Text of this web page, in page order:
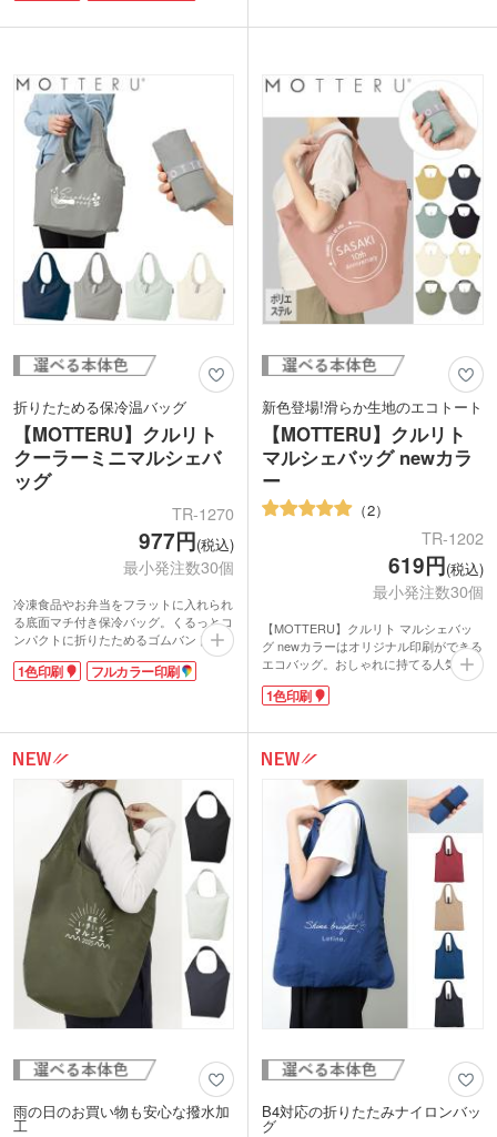
フェアトレードとは発展途上国の原料や
援する活動です。SDGs関連のキャンペ
ーン販促品やフェアトレード関連フード
の案件など素材の特性を生かした案件な
どにご提案いただけます。
表面には1色印刷またはフルカラー印刷
もトレンドを抑えたエコバッグは販促効
折りたためる保冷温バッグ
【MOTTERU】クルリト
クーラーミニマルシェバ
ッグ
TR-1270
977円(税込)
最小発注数30個
冷凍食品やお弁当をフラットに入れられ
る底面マチ付き保冷バッグ。くるっとコ
ンパクトに折りたためるゴムバンド付
き。内側のアルミ蒸着部分は取り外し可
能で、お手入れ簡単！肩掛けも手持ちも
ズ。名入れ印刷でオリジナルバッグを製
作できます。
1色印刷 フルカラー印刷
新色登場!滑らか生地のエコトート
【MOTTERU】クルリト
マルシェバッグ newカラ
ー
2
TR-1202
619円(税込)
最小発注数30個
【MOTTERU】クルリト マルシェバッ
グ newカラーはオリジナル印刷ができる
エコバッグ。おしゃれに持てる人気のマ
ルシェ型で、かさばる荷物がたっぷり入
る丸底タイプです。コンパクトに折りた
ときも安心。しっとりなめらかな触り心
地の生地は、シワが戻りやすいこだわり
の素材を使用しています。
小売店での販売実績もある商品。ロゴ印
刷のオリジナルバッグは特別感があるノ
ベルティに。販売用にもおススメです。
※動画の商品はクルリト フラットバッグ
1色印刷
雨の日のお買い物も安心な撥水加
工
B4対応の折りたたみナイロンバッ
グ